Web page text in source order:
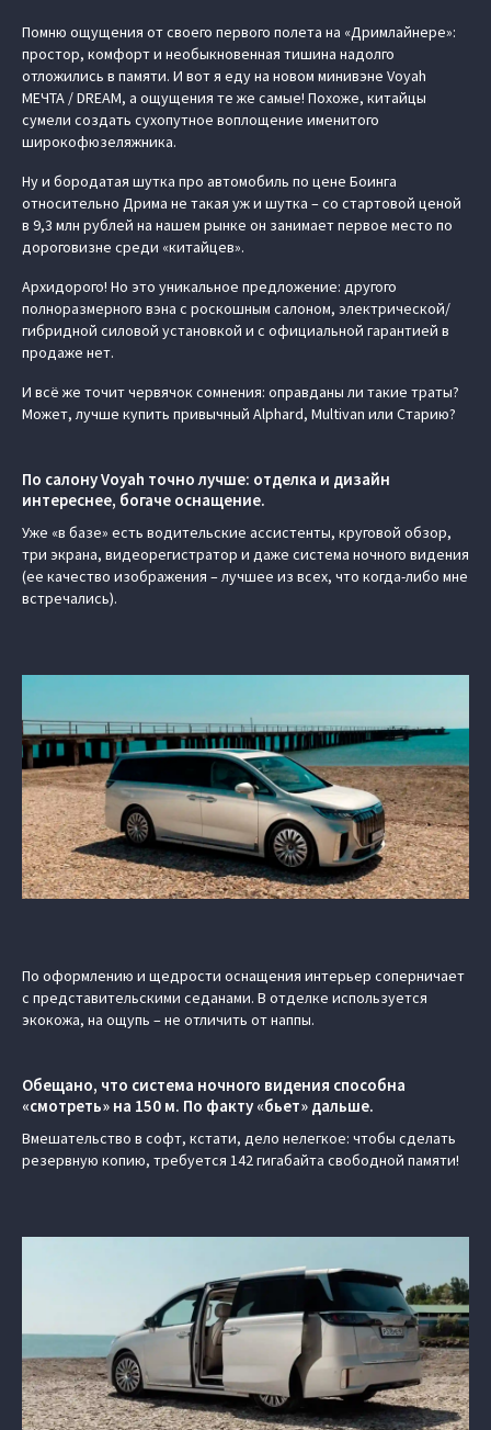
Помню ощущения от своего первого полета на «Дримлайнере»:
простор, комфорт и необыкновенная тишина надолго
отложились в памяти. И вот я еду на новом минивэне Voyah
МЕЧТА / DREAM, а ощущения те же самые! Похоже, китайцы
сумели создать сухопутное воплощение именитого
широкофюзеляжника.
Ну и бородатая шутка про автомобиль по цене Боинга
относительно Дрима не такая уж и шутка – со стартовой ценой
в 9,3 млн рублей на нашем рынке он занимает первое место по
дороговизне среди «китайцев».
Архидорого! Но это уникальное предложение: другого
полноразмерного вэна с роскошным салоном, электрической/
гибридной силовой установкой и с официальной гарантией в
продаже нет.
И всё же точит червячок сомнения: оправданы ли такие траты?
Может, лучше купить привычный Alphard, Multivan или Старию?
По салону Voyah точно лучше: отделка и дизайн
интереснее, богаче оснащение.
Уже «в базе» есть водительские ассистенты, круговой обзор,
три экрана, видеорегистратор и даже система ночного видения
(ее качество изображения – лучшее из всех, что когда-либо мне
встречались).
По оформлению и щедрости оснащения интерьер соперничает
с представительскими седанами. В отделке используется
экокожа, на ощупь – не отличить от наппы.
Обещано, что система ночного видения способна
«смотреть» на 150 м. По факту «бьет» дальше.
Вмешательство в софт, кстати, дело нелегкое: чтобы сделать
резервную копию, требуется 142 гигабайта свободной памяти!